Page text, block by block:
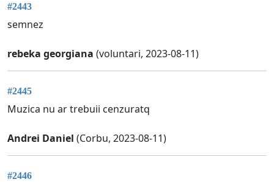
#2443
semnez
rebeka georgiana (voluntari, 2023-08-11)
#2445
Muzica nu ar trebuii cenzuratq
Andrei Daniel (Corbu, 2023-08-11)
#2446